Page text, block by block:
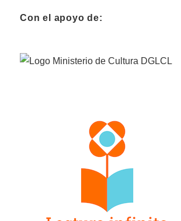
Con el apoyo de: